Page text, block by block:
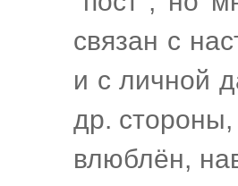
связан с
и с личной
др.
влюблён,